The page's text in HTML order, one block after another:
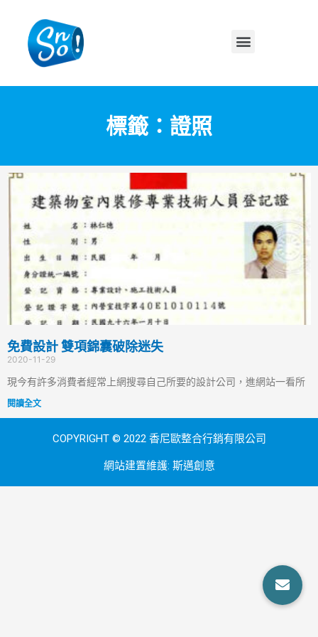
標籤：證照
免費設計 雙項錦囊破除迷失
2020-11-29
現今有許多消費者經常上網搜尋自己所要的設計公司，進網站一看所
閱讀全文
COPYRIGHT © 2022 香尼歐整合行銷有限公司
網站建置維護: 斯邁創意